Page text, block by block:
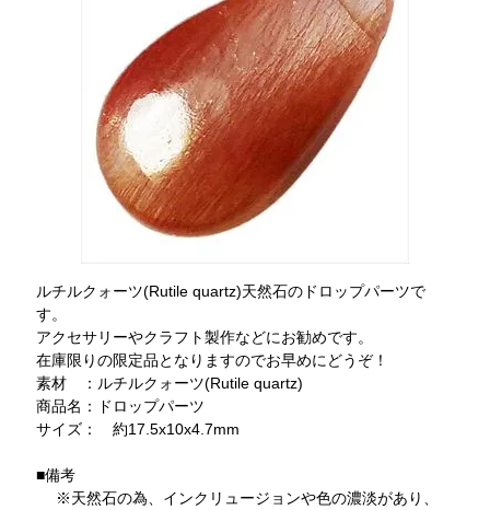
ルチルクォーツ(Rutile quartz)天然石のドロップパーツで
す。
アクセサリーやクラフト製作などにお勧めです。
在庫限りの限定品となりますのでお早めにどうぞ！
素材 ：ルチルクォーツ(Rutile quartz)
商品名：ドロップパーツ
サイズ： 約17.5x10x4.7mm
■備考
※天然石の為、インクリュージョンや色の濃淡があり、